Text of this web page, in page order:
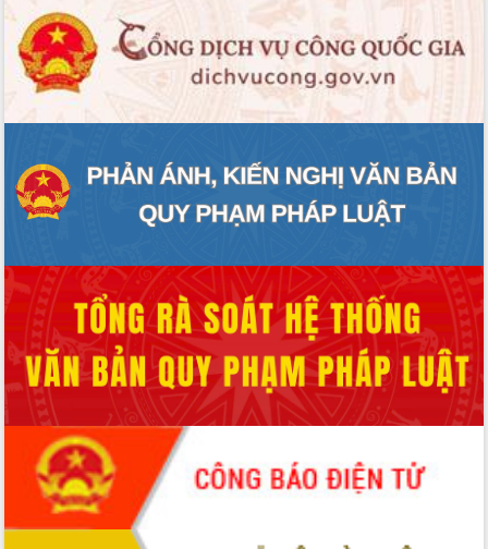
VĂN BẢN HĐND TỈNH
ĐIỂM TIN VĂN BẢN